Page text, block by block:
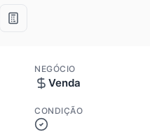
NEGÓCIO
Venda
CONDIÇÃO